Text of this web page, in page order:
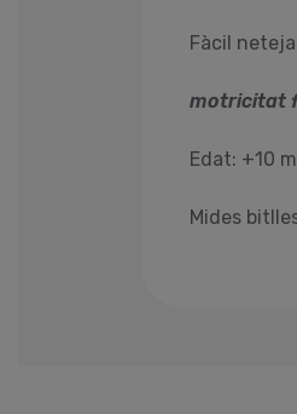
Fàcil
motricitat
Edat: +10
Mides